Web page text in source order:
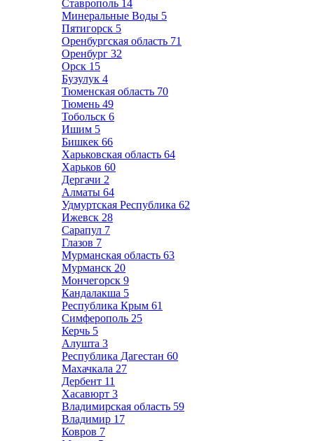
Ставрополь 14
Минеральные Воды 5
Пятигорск 5
Оренбургская область 71
Оренбург 32
Орск 15
Бузулук 4
Тюменская область 70
Тюмень 49
Тобольск 6
Ишим 5
Бишкек 66
Харьковская область 64
Харьков 60
Дергачи 2
Алматы 64
Удмуртская Республика 62
Ижевск 28
Сарапул 7
Глазов 7
Мурманская область 63
Мурманск 20
Мончегорск 9
Кандалакша 5
Республика Крым 61
Симферополь 25
Керчь 5
Алушта 3
Республика Дагестан 60
Махачкала 27
Дербент 11
Хасавюрт 3
Владимирская область 59
Владимир 17
Ковров 7